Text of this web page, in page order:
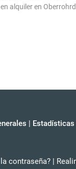
alquiler en
| Estadísticas
contraseña? |